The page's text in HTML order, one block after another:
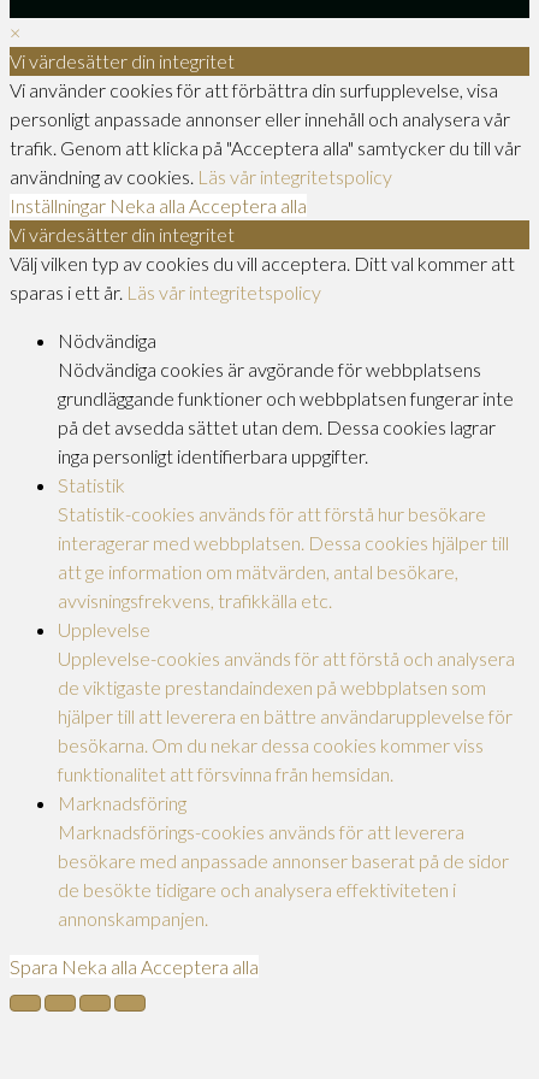
×
Vi värdesätter din integritet
Vi använder cookies för att förbättra din surfupplevelse, visa
personligt anpassade annonser eller innehåll och analysera vår
trafik. Genom att klicka på "Acceptera alla" samtycker du till vår
användning av cookies. Läs vår integritetspolicy
Inställningar Neka alla Acceptera alla
Vi värdesätter din integritet
Välj vilken typ av cookies du vill acceptera. Ditt val kommer att
sparas i ett år. Läs vår integritetspolicy
Nödvändiga
Nödvändiga cookies är avgörande för webbplatsens
grundläggande funktioner och webbplatsen fungerar inte
på det avsedda sättet utan dem. Dessa cookies lagrar
inga personligt identifierbara uppgifter.
Statistik
Statistik-cookies används för att förstå hur besökare
interagerar med webbplatsen. Dessa cookies hjälper till
att ge information om mätvärden, antal besökare,
avvisningsfrekvens, trafikkälla etc.
Upplevelse
Upplevelse-cookies används för att förstå och analysera
de viktigaste prestandaindexen på webbplatsen som
hjälper till att leverera en bättre användarupplevelse för
besökarna. Om du nekar dessa cookies kommer viss
funktionalitet att försvinna från hemsidan.
Marknadsföring
Marknadsförings-cookies används för att leverera
besökare med anpassade annonser baserat på de sidor
de besökte tidigare och analysera effektiviteten i
annonskampanjen.
Spara Neka alla Acceptera alla